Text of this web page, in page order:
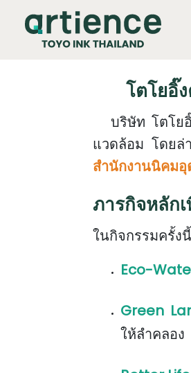
โตโยอิ๊
บริษัท โตโยอิ๊
แวดล้อม โดยล่
สำนักงานนิคม
ภารกิจหลัก
ในกิจกรรมครั้ง
Eco-
Green
ให้ลำคลอง